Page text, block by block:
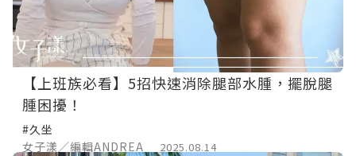
【上班族必看】5招快速消除腿部水腫，擺脫腿
腫困擾！
#久坐
女子漾／編輯ANDREA
2025.08.14